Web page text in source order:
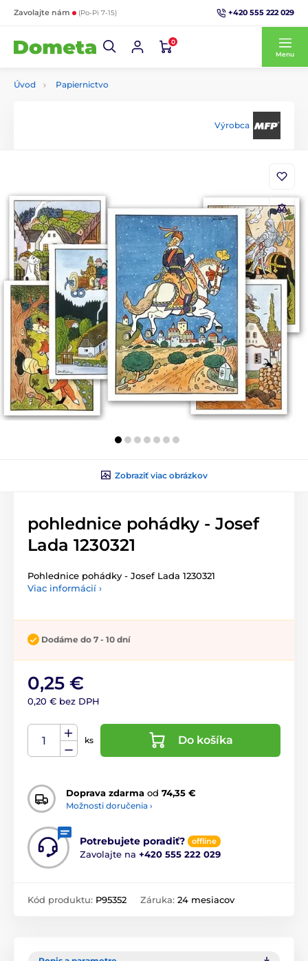
Zavolajte nám (Po-Pi 7-15) +420 555 222 029
0
Menu
Úvod Papiernictvo
Výrobca
Zobraziť viac obrázkov
pohlednice pohádky - Josef
Lada 1230321
Pohlednice pohádky - Josef Lada 1230321
Viac informácií ›
Dodáme do 7 - 10 dní
0,25 €
0,20 € bez DPH
ks Do košíka
Doprava zdarma od 74,35 €
Možnosti doručenia ›
Potrebujete poradiť? offline
Zavolajte na +420 555 222 029
Kód produktu: P95352 Záruka: 24 mesiacov